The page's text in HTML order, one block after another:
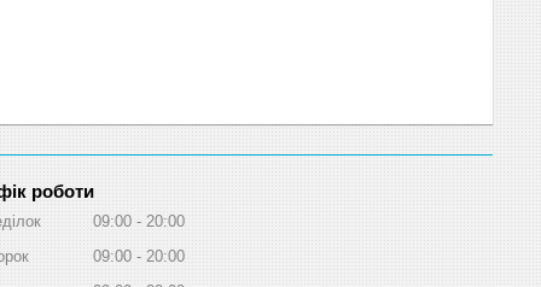
роботи
09:00
20:00
09:00
20:00